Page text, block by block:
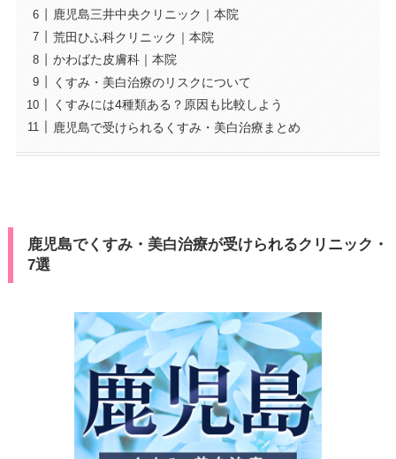
鹿児島三井中央クリニック｜本院
荒田ひふ科クリニック｜本院
かわばた皮膚科｜本院
くすみ・美白治療のリスクについて
くすみには4種類ある？原因も比較しよう
鹿児島で受けられるくすみ・美白治療まとめ
鹿児島でくすみ・美白治療が受けられるクリニック・
7選